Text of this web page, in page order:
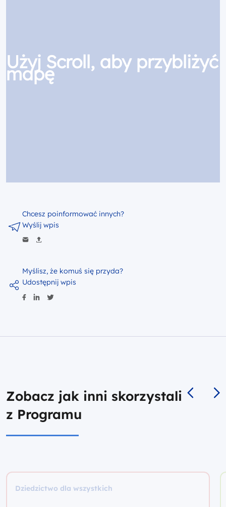
Użyj Scroll, aby przybliżyć
mapę
Myślisz, że komuś się przyda?
Udostępnij wpis
Chcesz poinformować innych?
Wyślij wpis
Zobacz jak inni skorzystali
z Programu
Dziedzictwo dla wszystkich